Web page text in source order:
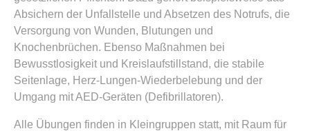
Absichern der Unfallstelle und Absetzen des Notrufs, die
Versorgung von Wunden, Blutungen und
Knochenbrüchen. Ebenso Maßnahmen bei
Bewusstlosigkeit und Kreislaufstillstand, die stabile
Seitenlage, Herz-Lungen-Wiederbelebung und der
Umgang mit AED-Geräten (Defibrillatoren).
Alle Übungen finden in Kleingruppen statt, mit Raum für